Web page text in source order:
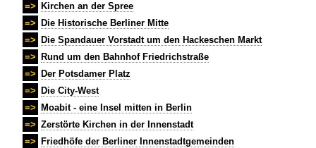
=>
Kirchen an der Spree
=>
Die Historische Berliner Mitte
=>
Die Spandauer Vorstadt um den Hackeschen Markt
=>
Rund um den Bahnhof Friedrichstraße
=>
Der Potsdamer Platz
=>
Die City-West
=>
Moabit - eine Insel mitten in Berlin
=> Zerstörte Kirchen in der Innenstadt
=>
Friedhöfe der Berliner Innenstadtgemeinden